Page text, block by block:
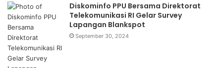
Diskominfo PPU Bersama Direktorat
Telekomunikasi RI Gelar Survey
Lapangan Blankspot
September 30, 2024